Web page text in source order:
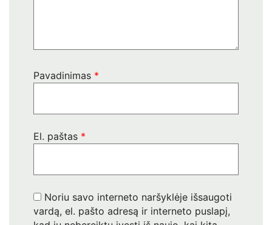
Pavadinimas *
El. paštas *
Noriu savo interneto naršyklėje išsaugoti
vardą, el. pašto adresą ir interneto puslapį,